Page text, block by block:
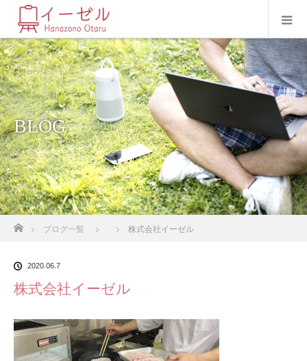
BLOG
ブログ一覧 株式会社イーゼル
2020.06.7
株式会社イーゼル